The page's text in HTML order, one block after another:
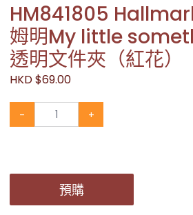
HM841805
姆明My little
透明文件夾（紅花）
HKD $69.00
- +
預購